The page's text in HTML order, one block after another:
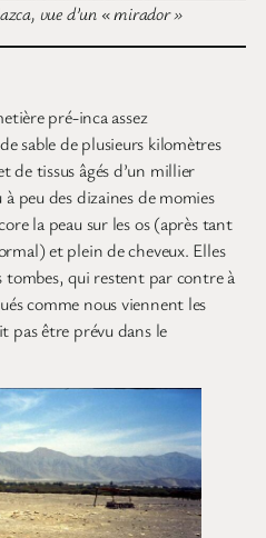
vue d’un « mirador »
pré-inca assez
sable de plusieurs kilomètres
de tissus âgés d’un millier
à peu des dizaines de momies
la peau sur les os (après tant
et plein de cheveux. Elles
tombes, qui restent par contre à
comme nous viennent les
pas être prévu dans le